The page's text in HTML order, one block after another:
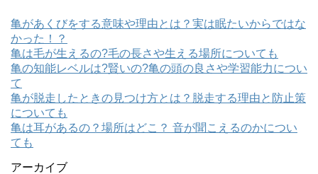
亀があくびをする意味や理由とは？実は眠たいからではな
かった！？
亀は毛が生えるの?毛の長さや生える場所についても
亀の知能レベルは?賢いの?亀の頭の良さや学習能力につい
て
亀が脱走したときの見つけ方とは？脱走する理由と防止策
についても
亀は耳があるの？場所はどこ？ 音が聞こえるのかについ
ても
アーカイブ